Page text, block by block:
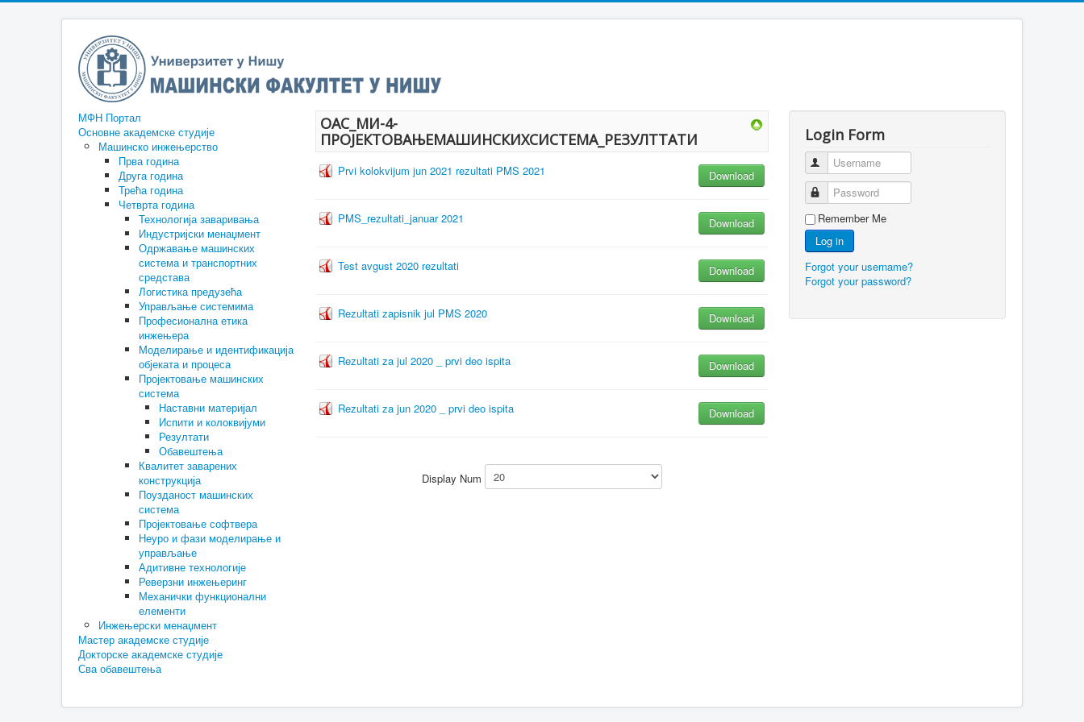
МФН Портал
Основне академске студије
Машинско инжењерство
Прва година
Друга година
Трећа година
Четврта година
Технологија заваривања
Индустријски менаџмент
Одржавање машинских
система и транспортних
средстава
Логистика предузећа
Управљање системима
Професионална етика
инжењера
Моделирање и идентификација
објеката и процеса
Пројектовање машинских
система
Наставни материјал
Испити и колоквијуми
Резултати
Обавештења
Квалитет заварених
конструкција
Поузданост машинских
система
Пројектовање софтвера
Неуро и фази моделирање и
управљање
Адитивне технологије
Реверзни инжењеринг
Механички функционални
елементи
Инжењерски менаџмент
Мастер академске студије
Докторске академске студије
Сва обавештења
ОАС_МИ-4-
ПРОЈЕКТОВАЊЕМАШИНСКИХСИСТЕМА_РЕЗУЛТТАТИ
Prvi kolokvijum jun 2021 rezultati PMS 2021 Download
PMS_rezultati_januar 2021 Download
Test avgust 2020 rezultati Download
Rezultati zapisnik jul PMS 2020 Download
Rezultati za jul 2020 _ prvi deo ispita Download
Rezultati za jun 2020 _ prvi deo ispita Download
Display Num
Login Form
Username
Password
Remember Me
Log in
Forgot your username?
Forgot your password?